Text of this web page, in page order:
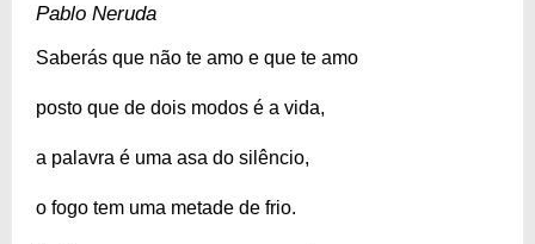
Pablo Neruda
Saberás que não te amo e que te amo
posto que de dois modos é a vida,
a palavra é uma asa do silêncio,
o fogo tem uma metade de frio.